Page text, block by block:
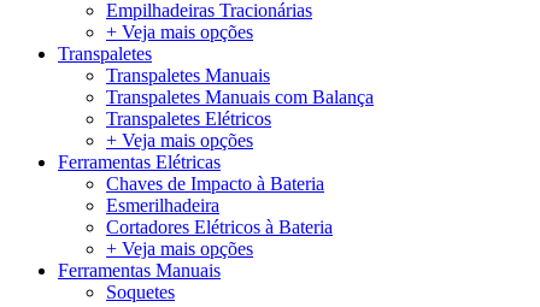
Empilhadeiras Tracionárias
+ Veja mais opções
Transpaletes
Transpaletes Manuais
Transpaletes Manuais com Balança
Transpaletes Elétricos
+ Veja mais opções
Ferramentas Elétricas
Chaves de Impacto à Bateria
Esmerilhadeira
Cortadores Elétricos à Bateria
+ Veja mais opções
Ferramentas Manuais
Soquetes